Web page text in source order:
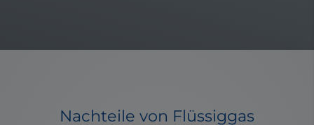
Nachteile von Flüssiggas